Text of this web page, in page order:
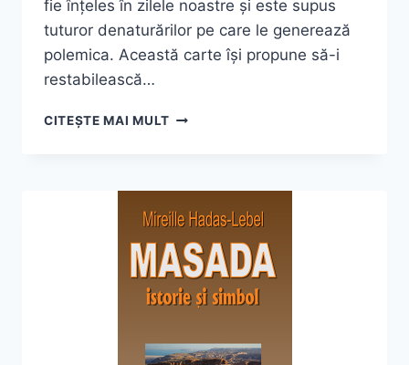
fie înțeles în zilele noastre și este supus
tuturor denaturărilor pe care le generează
polemica. Această carte își propune să-i
restabilească…
CITEȘTE MAI MULTDENIS
SIONISMUL?”